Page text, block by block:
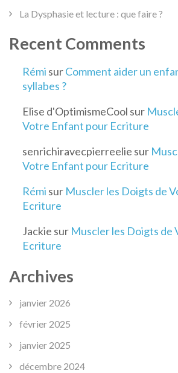
La Dysphasie et lecture : que faire ?
Recent Comments
Rémi surComment aider un
syllabes ?
Elise d'OptimismeCool sur
Votre Enfant pour Ecriture
senrichiravecpierreelie sur
Votre Enfant pour Ecriture
Rémi sur Muscler les Doigts de
Ecriture
Jackie sur Muscler les Doigts de
Ecriture
Archives
janvier 2026
février 2025
janvier 2025
décembre 2024